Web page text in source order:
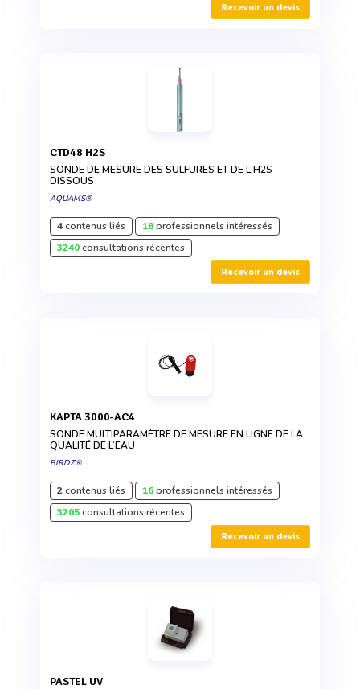
Recevoir un devis
CTD48 H2S
SONDE DE MESURE DES SULFURES ET DE L'H2S
DISSOUS
AQUAMS®
4contenus liés 18professionnels intéressés
3240consultations récentes
Recevoir un devis
KAPTA 3000-AC4
SONDE MULTIPARAMÈTRE DE MESURE EN LIGNE DE LA
QUALITÉ DE L’EAU
BIRDZ®
2contenus liés 16professionnels intéressés
3205consultations récentes
Recevoir un devis
PASTEL UV